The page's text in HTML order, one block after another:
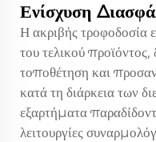
Ενίσχυση
Η ακριβής τροφοδοσία
του τελικού
τοποθέτηση και
κατά τη διάρκεια των
εξαρτήματα
λειτουργίες